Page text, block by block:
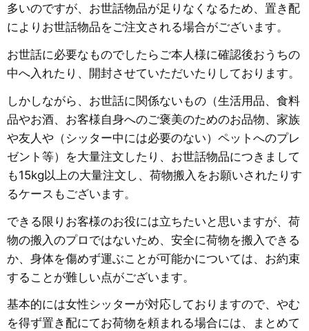
多いのですが、お世話物品が足りなくなるため、置き配
によりお世話物品をご注文される場合がございます。
お世話に必要なものでしたらご本人様に確認後おうちの
中へ入れたり、開封させていただいたりしております。
しかしながら、お世話に関係ないもの（生活用品、食料
品やお酒、お客様自身へのご褒美のためのお品物、家族
や友人や（シッター中には必要のない）ペットへのプレ
ゼント等）を大量注文したり、お世話物品につきまして
も15kg以上の大量注文し、荷物搬入をお願いされたりす
るケースもございます。
できる限りお客様のお役には立ちたいと思いますが、荷
物の搬入のプロではないため、安全に荷物を搬入できる
か、身体を傷めず運ぶことが可能かについては、お約束
することが難しい点がございます。
基本的には女性シッターが対応しておりますので、やむ
を得ず置き配にてお荷物を頼まれる場合には、まとめて